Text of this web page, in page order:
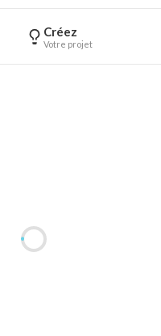
Créez
Votre projet